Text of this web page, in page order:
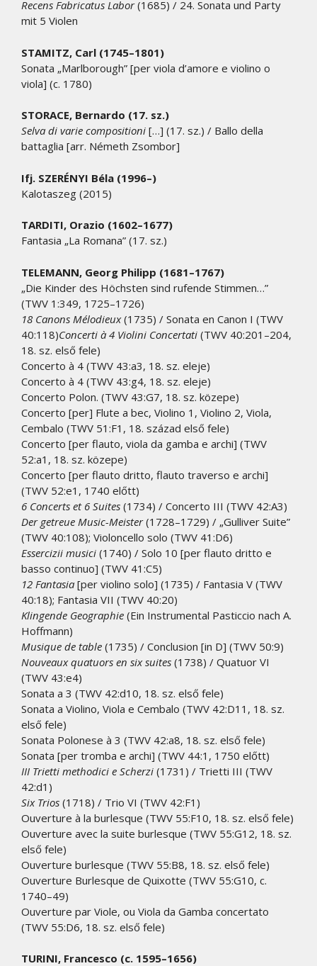
Recens Fabricatus Labor(1685) / 24. Sonata und Party
mit 5 Violen
STAMITZ, Carl (1745–1801)
Sonata „Marlborough” [per viola d’amore e violino o
viola] (c. 1780)
STORACE, Bernardo (17. sz.)
Selva di varie compositioni […] (17. sz.) / Ballo della
battaglia [arr. Németh Zsombor]
Ifj. SZERÉNYI Béla (1996–)
Kalotaszeg (2015)
TARDITI, Orazio (1602–1677)
Fantasia „La Romana” (17. sz.)
TELEMANN, Georg Philipp (1681–1767)
„Die Kinder des Höchsten sind rufende Stimmen…”
(TWV 1:349, 1725–1726)
18 Canons Mélodieux(1735) / Sonata en Canon I (TWV
40:118)Concerti à 4 Violini Concertati (TWV 40:201–204,
18. sz. első fele)
Concerto à 4 (TWV 43:a3, 18. sz. eleje)
Concerto à 4 (TWV 43:g4, 18. sz. eleje)
Concerto Polon. (TWV 43:G7, 18. sz. közepe)
Concerto [per] Flute a bec, Violino 1, Violino 2, Viola,
Cembalo (TWV 51:F1, 18. század első fele)
Concerto [per flauto, viola da gamba e archi] (TWV
52:a1, 18. sz. közepe)
Concerto [per flauto dritto, flauto traverso e archi]
(TWV 52:e1, 1740 előtt)
6 Concerts et 6 Suites (1734) / Concerto III (TWV 42:A3)
Der getreue Music-Meister(1728–1729) / „Gulliver Suite”
(TWV 40:108); Violoncello solo (TWV 41:D6)
Essercizii musici (1740) / Solo 10 [per flauto dritto e
basso continuo] (TWV 41:C5)
12 Fantasia [per violino solo] (1735) / Fantasia V (TWV
40:18); Fantasia VII (TWV 40:20)
Klingende Geographie (Ein Instrumental Pasticcio nach A.
Hoffmann)
Musique de table (1735) / Conclusion [in D] (TWV 50:9)
Nouveaux quatuors en six suites (1738) / Quatuor VI
(TWV 43:e4)
Sonata a 3 (TWV 42:d10, 18. sz. első fele)
Sonata a Violino, Viola e Cembalo (TWV 42:D11, 18. sz.
első fele)
Sonata Polonese à 3 (TWV 42:a8, 18. sz. első fele)
Sonata [per tromba e archi] (TWV 44:1, 1750 előtt)
III Trietti methodici e Scherzi (1731) / Trietti III (TWV
42:d1)
Six Trios (1718) / Trio VI (TWV 42:F1)
Ouverture à la burlesque (TWV 55:F10, 18. sz. első fele)
Ouverture avec la suite burlesque (TWV 55:G12, 18. sz.
első fele)
Ouverture burlesque (TWV 55:B8, 18. sz. első fele)
Ouverture Burlesque de Quixotte (TWV 55:G10, c.
1740–49)
Ouverture par Viole, ou Viola da Gamba concertato
(TWV 55:D6, 18. sz. első fele)
TURINI, Francesco (c. 1595–1656)